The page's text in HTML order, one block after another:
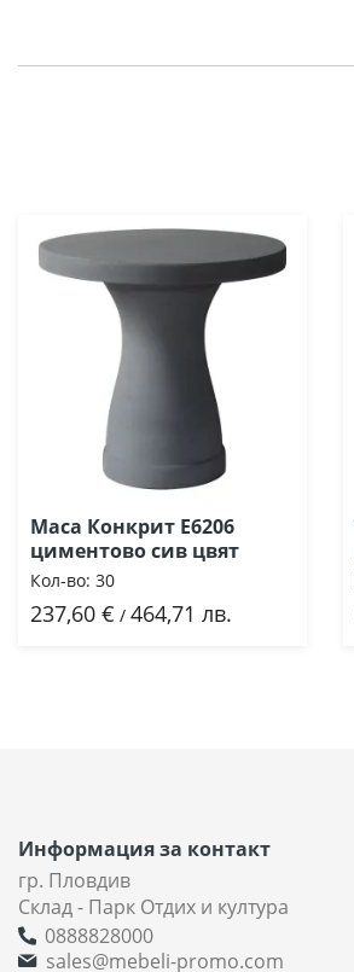
Маса Конкрит Ε6206
циментово сив цвят
Кол-во: 30
237,60 € / 464,71 лв.
Добави
Информация за контакт
гр. Пловдив
Склад - Парк Отдих и култура
0888828000
sales@mebeli-promo.com